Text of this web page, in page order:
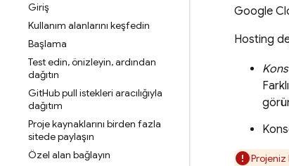
Giriş
Kullanım alanlarını keşfedin
Başlama
Test edin,önizleyin,ardından
dağıtın
GitHub pull istekleri aracılığıyla
dağıtım
Proje kaynaklarını birden fazla
sitede paylaşın
Özel alan bağlayın
Google
Hosting
Projeniz